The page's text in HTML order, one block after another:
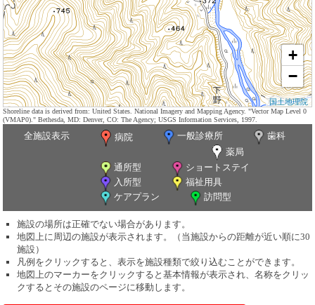
+
−
国土地理院
Shoreline data is derived from: United States. National Imagery and Mapping Agency. "Vector Map Level 0
(VMAP0)." Bethesda, MD: Denver, CO: The Agency; USGS Information Services, 1997.
全施設表示 病院 一般診療所
歯科
薬局
通所型
ショートステイ
入所型
福祉用具
ケアプラン
訪問型
施設の場所は正確でない場合があります。
地図上に周辺の施設が表示されます。（当施設からの距離が近い順に30
施設）
凡例をクリックすると、表示を施設種類で絞り込むことができます。
地図上のマーカーをクリックすると基本情報が表示され、名称をクリッ
クするとその施設のページに移動します。